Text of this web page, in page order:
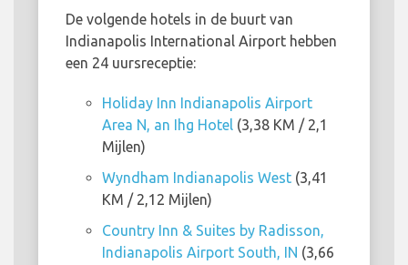
De volgende hotels in de buurt van
Indianapolis International Airport hebben
een 24 uursreceptie:
Holiday Inn Indianapolis Airport
Area N, an Ihg Hotel (3,38 KM / 2,1
Mijlen)
Wyndham Indianapolis West (3,41
KM / 2,12 Mijlen)
Country Inn & Suites by Radisson,
Indianapolis Airport South, IN (3,66